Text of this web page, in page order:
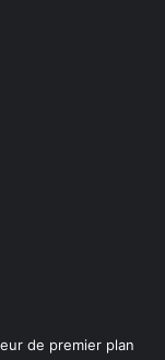
de premier plan